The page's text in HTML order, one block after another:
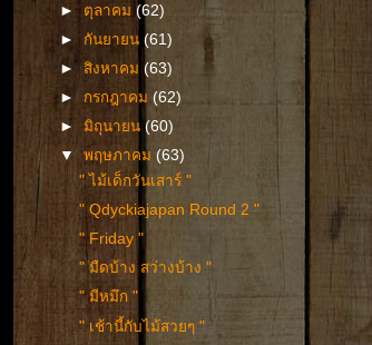
► ตุลาคม(62)
► กันยายน(61)
►สิงหาคม(63)
► กรกฎาคม(62)
►มิถุนายน(60)
▼พฤษภาคม(63)
" ไม้เด็กวันเสาร์ "
" Qdyckiajapan Round 2 "
" Friday "
" มืดบ้าง สว่างบ้าง "
" มีหมึก "
" เช้านี้กับไม้สวยๆ "